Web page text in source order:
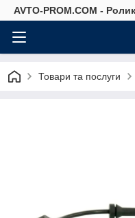
AVTO-PROM.COM -
Товари та послуги